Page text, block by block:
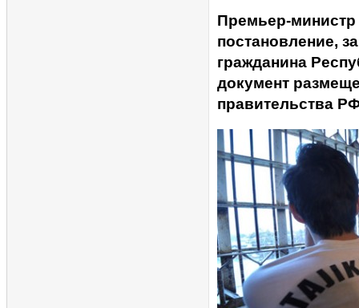
Премьер-
постановление,
гражданина
документ
правительства